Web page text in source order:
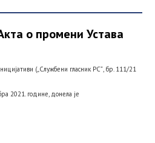
о промени Устава
(„Службени гласник РСˮ, бр. 111/21
2021. године, донела је